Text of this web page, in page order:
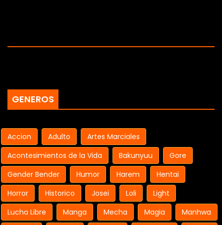
GENEROS
Accion Adulto
Artes Marciales
Acontesimientos de la Vida
Bakunyuu
Gore
Gender Bender
Humor Harem
Hentai
Horror
Historico Josei Loli
Light
Lucha Libre
Manga Mecha Magia
Manhwa